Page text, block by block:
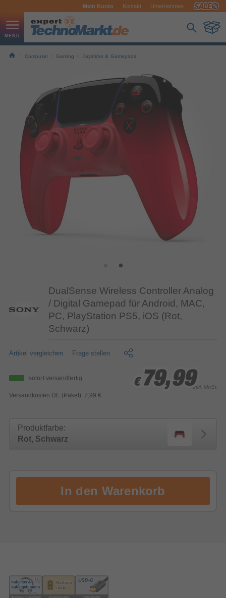
Mein Konto Kontakt Unternehmen
Computer Gaming Joysticks & Gamepads
DualSense Wireless Controller Analog
/ Digital Gamepad für Android, MAC,
PC, PlayStation PS5, iOS (Rot,
Schwarz)
Artikel vergleichen Frage stellen
sofort versandfertig
Versandkosten DE (Paket): 7,99 €
€ 79,99
€ 79,99
€ 79,99inkl. MwSt.
Produktfarbe:
Rot, Schwarz